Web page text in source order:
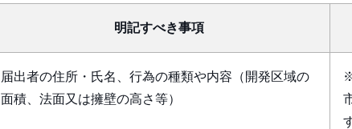
明記すべき事項
届出者の住所・氏名、行為の種類や内容（開発区域の
面積、法面又は擁壁の高さ等）